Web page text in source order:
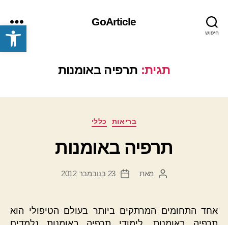
פתח סרגל נגישות חיפוש
GoArticle
תפריט
תגית: תרפיה באומנות
קטגוריותבריאות כללי
תרפיה באומנות
המחבר
מאת
תאריך
23 בנובמבר 2012
אחד התחומים המרתקים ביותר בעולם הטיפולי הוא